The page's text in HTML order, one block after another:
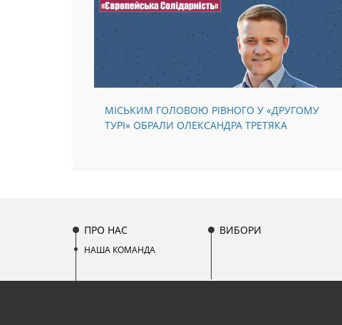
МІСЬКИМ ГОЛОВОЮ РІВНОГО У «ДРУГОМУ
ТУРІ» ОБРАЛИ ОЛЕКСАНДРА ТРЕТЯКА
ПРО НАС
НАША КОМАНДА
ВИБОРИ